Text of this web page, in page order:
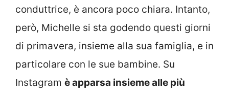
conduttrice, è ancora poco chiara. Intanto,
però, Michelle si sta godendo questi giorni
di primavera, insieme alla sua famiglia, e in
particolare con le sue bambine. Su
Instagram è apparsa insieme alle più